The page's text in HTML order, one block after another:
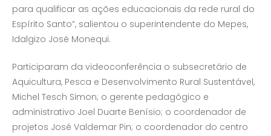
para qualificar as ações educacionais da rede rural do
Espírito Santo”, salientou o superintendente do Mepes,
Idalgizo José Monequi.
Participaram da videoconferência o subsecretário de
Aquicultura, Pesca e Desenvolvimento Rural Sustentável,
Michel Tesch Simon; o gerente pedagógico e
administrativo Joel Duarte Benísio; o coordenador de
projetos José Valdemar Pin; o coordenador do centro